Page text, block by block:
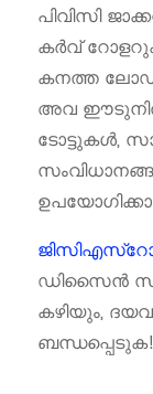
പിവിസി
കർവ്
കനത്ത
അവ
ടോട്ടുകൾ,
ഡിസൈൻ
കഴിയും,
ബന്ധപ്പെടുക!